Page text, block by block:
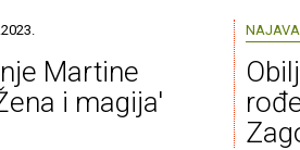
Martine
i magija'
NAJAVA